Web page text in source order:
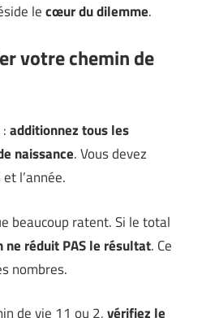
lecœur du dilemme.
votre chemin de
additionnez tous les
naissance. Vous devez
l’année.
beaucoup ratent. Si le total
ne réduit PAS le résultat. Ce
nombres.
de vie 11 ou 2,vérifiez le